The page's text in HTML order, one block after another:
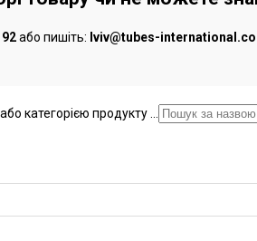
92або пишіть: lviv@tubes-
категорією продукту ...